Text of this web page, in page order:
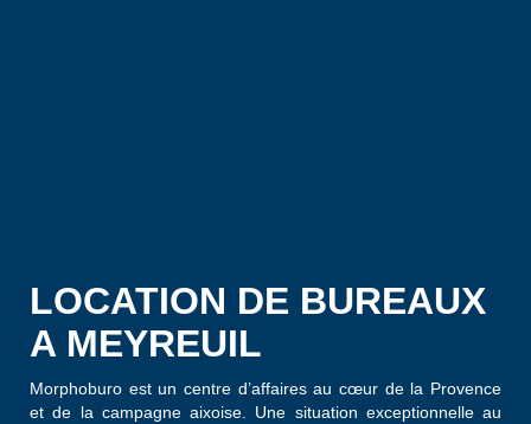
LOCATION DE BUREAUX
A MEYREUIL
Morphoburo est un centre d’affaires au cœur de la Provence
et de la campagne aixoise. Une situation exceptionnelle au